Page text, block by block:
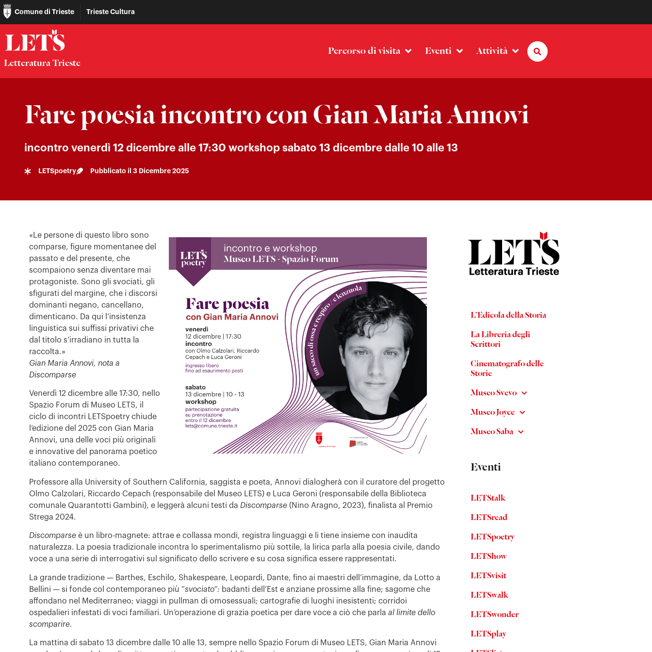
Comune di Trieste Trieste Cultura
Letteratura Trieste
Percorso di visita Eventi Attività
Fare poesia incontro con Gian Maria Annovi
incontro venerdì 12 dicembre alle 17:30 workshop sabato 13 dicembre dalle 10 alle 13
LETSpoetry Pubblicato il 3 Dicembre 2025
«Le persone di questo libro sono
comparse, figure momentanee del
passato e del presente, che
scompaiono senza diventare mai
protagoniste. Sono gli svociati, gli
sfigurati del margine, che i discorsi
dominanti negano, cancellano,
dimenticano. Da qui l’insistenza
linguistica sui suffissi privativi che
dal titolo s’irradiano in tutta la
raccolta.»
Gian Maria Annovi, nota a
Discomparse
Venerdì 12 dicembre alle 17:30, nello
Spazio Forum di Museo LETS, il
ciclo di incontri LETSpoetry chiude
l’edizione del 2025 con Gian Maria
Annovi, una delle voci più originali
e innovative del panorama poetico
italiano contemporaneo.
Professore alla University of Southern California, saggista e poeta, Annovi dialogherà con il curatore del progetto
Olmo Calzolari, Riccardo Cepach (responsabile del Museo LETS) e Luca Geroni (responsabile della Biblioteca
comunale Quarantotti Gambini), e leggerà alcuni testi da Discomparse (Nino Aragno, 2023), finalista al Premio
Strega 2024.
Discomparse è un libro-magnete: attrae e collassa mondi, registra linguaggi e li tiene insieme con inaudita
naturalezza. La poesia tradizionale incontra lo sperimentalismo più sottile, la lirica parla alla poesia civile, dando
voce a una serie di interrogativi sul significato dello scrivere e su cosa significa essere rappresentati.
La grande tradizione — Barthes, Eschilo, Shakespeare, Leopardi, Dante, fino ai maestri dell’immagine, da Lotto a
Bellini — si fonde col contemporaneo più “svociato”: badanti dell’Est e anziane prossime alla fine; sagome che
affondano nel Mediterraneo; viaggi in pullman di omosessuali; cartografie di luoghi inesistenti; corridoi
ospedalieri infestati di voci familiari. Un’operazione di grazia poetica per dare voce a ciò che parla al limite dello
scomparire.
La mattina di sabato 13 dicembre dalle 10 alle 13, sempre nello Spazio Forum di Museo LETS, Gian Maria Annovi
L’Edicola della Storia
La Libreria degli
Scrittori
Cinematografo delle
Storie
Museo Svevo
Museo Joyce
Museo Saba
Eventi
LETStalk
LETSread
LETSpoetry
LETShow
LETSvisit
LETSwalk
LETSwonder
LETSplay